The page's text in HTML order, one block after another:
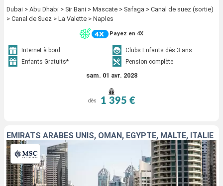
Dubai > Abu Dhabi > Sir Bani > Mascate > Safaga > Canal de suez (sortie)
> Canal de Suez > La Valette > Naples
Payez en 4X
Internet à bord
Clubs Enfants dès 3 ans
Enfants Gratuits*
Pension complète
sam. 01 avr. 2028
dès 1 395 €
EMIRATS ARABES UNIS, OMAN, EGYPTE, MALTE, ITALIE